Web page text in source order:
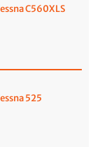
C560XLS
525